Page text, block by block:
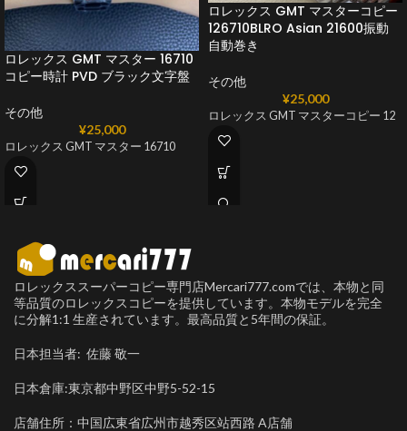
ロレックス GMT マスター 16710
コピー時計 PVD ブラック文字盤
その他
¥25,000
ロレックス GMT マスター 16710
ロレックス GMT マスターコピー
126710BLRO Asian 21600振動
自動巻き
その他
¥25,000
ロレックス GMT マスターコピー 12
ロレックススーパーコピー専門店Mercari777.comでは、本物と同
等品質のロレックスコピーを提供しています。本物モデルを完全
に分解1:1 生産されています。最高品質と5年間の保証。
日本担当者: 佐藤 敬一
日本倉庫:東京都中野区中野5-52-15
店舗住所：中国広東省広州市越秀区站西路 A店舗